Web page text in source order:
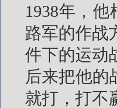
1938年，
路军的作战
件下的运动
后来把他的
就打，打不